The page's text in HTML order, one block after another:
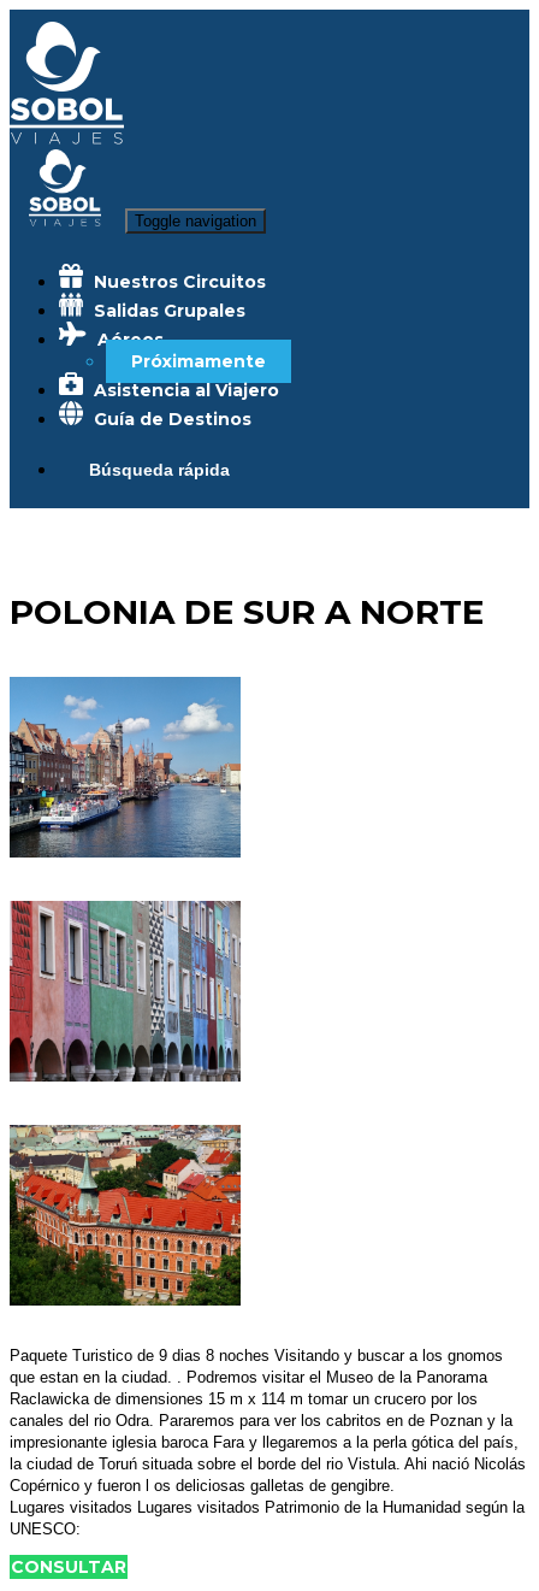
Toggle navigation
Nuestros Circuitos
Salidas Grupales
Aéreos
Próximamente
Asistencia al Viajero
Guía de Destinos
Búsqueda rápida
POLONIA DE SUR A NORTE
Paquete Turistico de 9 dias 8 noches Visitando y buscar a los gnomos
que estan en la ciudad. . Podremos visitar el Museo de la Panorama
Raclawicka de dimensiones 15 m x 114 m tomar un crucero por los
canales del rio Odra. Pararemos para ver los cabritos en de Poznan y la
impresionante iglesia baroca Fara y llegaremos a la perla gótica del país,
la ciudad de Toruń situada sobre el borde del rio Vistula. Ahi nació Nicolás
Copérnico y fueron l os deliciosas galletas de gengibre.
Lugares visitados Lugares visitados Patrimonio de la Humanidad según la
UNESCO:
CONSULTAR